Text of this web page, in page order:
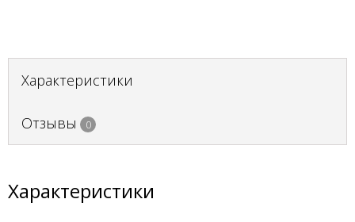
Характеристики
Отзывы 0
Характеристики